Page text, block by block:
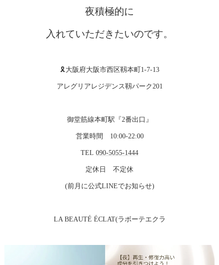
夜積極的に
入れていただきたいのです。
🎗️大阪府大阪市西区靱本町1-7-13
アレグリアレジデンス靱パーク201
御堂筋線本町駅『2番出口』
営業時間 10:00-22:00
TEL 090-5055-1444
定休日 不定休
(前月に公式LINEでお知らせ)
LA BEAUTÉ ÉCLAT(ラボーテエクラ